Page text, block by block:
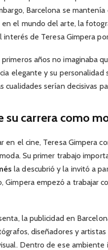
Barcelona se
el mundo del arte, la
interés de Teresa Gimpera
años no imaginaba
elegante y su
cualidades serían decisivas
su carrera como
en el cine, Teresa Gimpera
Su primer trabajo
la descubrió y la invitó a
Gimpera empezó a trabajar
la publicidad en
diseñadores y
Dentro de ese